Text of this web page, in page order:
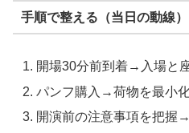
手順で整える（当日の動線）
開場30分前到着→入場と
パンフ購入→荷物を最小
開演前の注意事項を把握